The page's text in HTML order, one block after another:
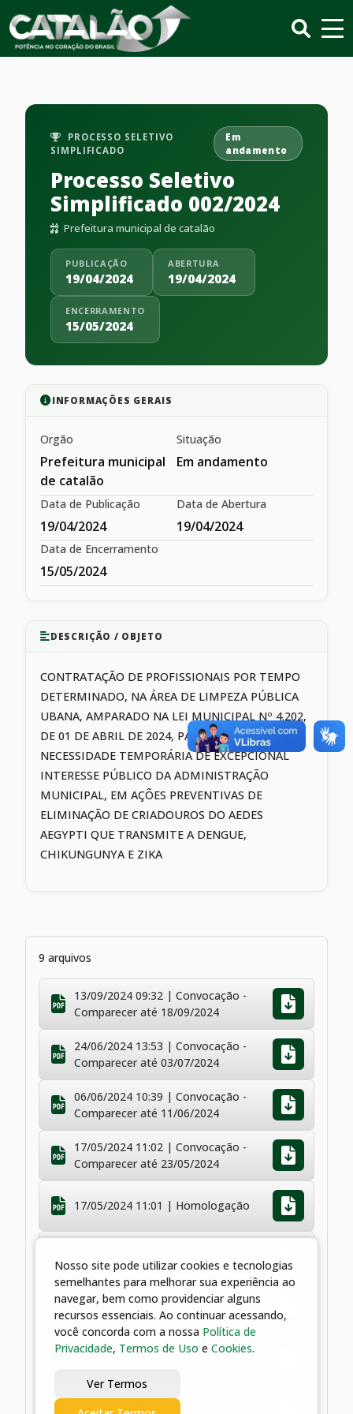
PROCESSO SELETIVO
SIMPLIFICADO
Em
andamento
Processo Seletivo
Simplificado 002/2024
Prefeitura municipal de catalão
PUBLICAÇÃO
19/04/2024
ABERTURA
19/04/2024
ENCERRAMENTO
15/05/2024
INFORMAÇÕES GERAIS
Orgão
Prefeitura municipal
de catalão
Situação
Em andamento
Data de Publicação
19/04/2024
Data de Abertura
19/04/2024
Data de Encerramento
15/05/2024
DESCRIÇÃO / OBJETO
CONTRATAÇÃO DE PROFISSIONAIS POR TEMPO
DETERMINADO, NA ÁREA DE LIMPEZA PÚBLICA
UBANA, AMPARADO NA LEI MUNICIPAL Nº 4.202,
DE 01 DE ABRIL DE 2024, PARA ATENDER À
NECESSIDADE TEMPORÁRIA DE EXCEPCIONAL
INTERESSE PÚBLICO DA ADMINISTRAÇÃO
MUNICIPAL, EM AÇÕES PREVENTIVAS DE
ELIMINAÇÃO DE CRIADOUROS DO AEDES
AEGYPTI QUE TRANSMITE A DENGUE,
CHIKUNGUNYA E ZIKA
9 arquivos
13/09/2024 09:32 | Convocação -
Comparecer até 18/09/2024
24/06/2024 13:53 | Convocação -
Comparecer até 03/07/2024
06/06/2024 10:39 | Convocação -
Comparecer até 11/06/2024
17/05/2024 11:02 | Convocação -
Comparecer até 23/05/2024
17/05/2024 11:01 | Homologação
15/05/2024 21:08 | Resultado
Preliminar
07/05/2024 21:04 | Prorrogação das
19/04/2024 10:32 | Edital de Abertura
Nosso site pode utilizar cookies e tecnologias
semelhantes para melhorar sua experiência ao
navegar, bem como providenciar alguns
recursos essenciais. Ao continuar acessando,
você concorda com a nossa Política de
Privacidade, Termos de Uso e Cookies.
Ver Termos